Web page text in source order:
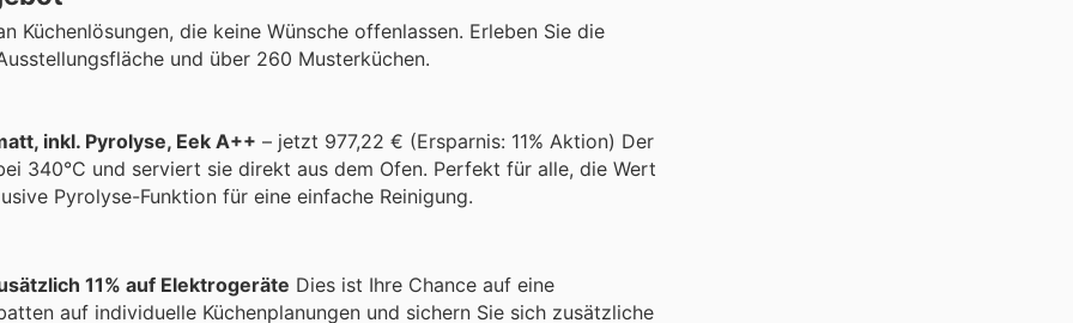
die keine Wünsche offenlassen. Erleben Sie die
und über 260 Musterküchen.
inkl. Pyrolyse, Eek A++ – jetzt 977,22 € (Ersparnis: 11% Aktion) Der
340°C und serviert sie direkt aus dem Ofen. Perfekt für alle, die Wert
Pyrolyse-Funktion für eine einfache Reinigung.
11% auf Elektrogeräte Dies ist Ihre Chance auf eine
auf individuelle Küchenplanungen und sichern Sie sich zusätzliche